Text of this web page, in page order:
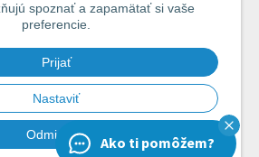
spoznať a zapamätať si vaše
preferencie.
Prijať
Nastaviť
Odmietnuť
v schránke : 1x Rybársky Poradca a 1x
prehľad nových článkov z nášho blogu.
údajov je pre nás na 1. mieste.Zoznámte sa s
osobných údajov
Chcem odoberaťAko ti pomôžem?